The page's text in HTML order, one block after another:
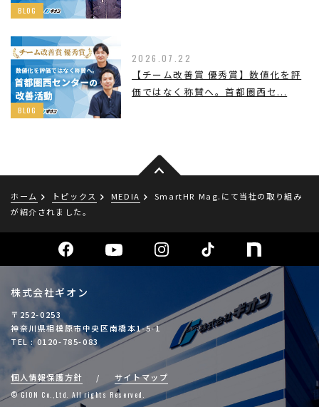
BLOG
BLOG
2026.07.22
【チーム改善賞 優秀賞】数値化を評
価ではなく称賛へ。首都圏西セ...
ホーム トピックス MEDIA
SmartHR Mag.にて当社の取り組み
が紹介されました。
株式会社ギオン
〒252-0253
神奈川県相模原市中央区南橋本1-5-1
TEL : 0120-785-083
個人情報保護方針 サイトマップ
© GION Co.,Ltd. All rights Reserved.